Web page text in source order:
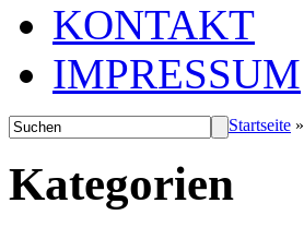
KONTAKT
IMPRESSUM
Startseite »
Kategorien